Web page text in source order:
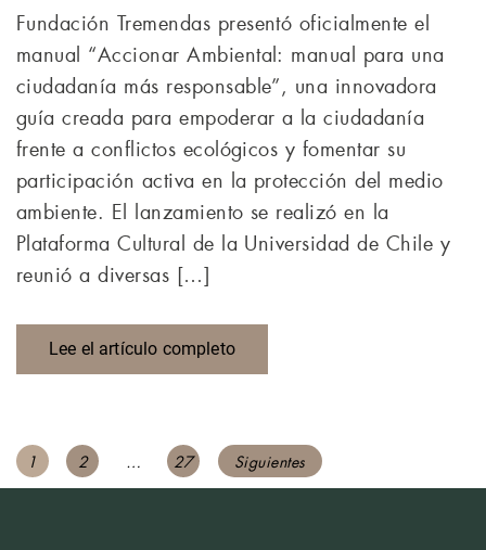
Fundación Tremendas presentó oficialmente el
manual “Accionar Ambiental: manual para una
ciudadanía más responsable”, una innovadora
guía creada para empoderar a la ciudadanía
frente a conflictos ecológicos y fomentar su
participación activa en la protección del medio
ambiente. El lanzamiento se realizó en la
Plataforma Cultural de la Universidad de Chile y
reunió a diversas […]
Lee el artículo completo
Navegación
Página
1 Página
2 … Página
27 Siguientes